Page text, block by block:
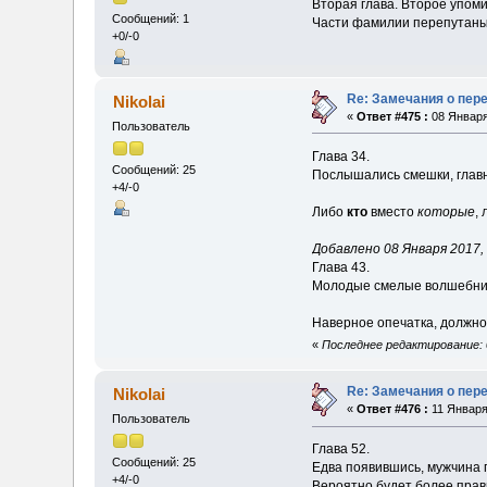
Сообщений: 1
+0/-0
Вторая глава. Второе
Части фамилии
Nikolai
Пользователь
Сообщений: 25
+4/-0
Re: Замечания о
«Ответ #475 : 08
Глава 34.
Послышались смешки,
Либо ктовместо которые,
Добавлено 08 Января 2017,
Глава 43.
Молодые смелые
Наверное опечатка,
« Последнее
Nikolai
Пользователь
Сообщений: 25
+4/-0
Re: Замечания о
«Ответ #476 : 11
Глава 52.
Едва появившись, мужчина